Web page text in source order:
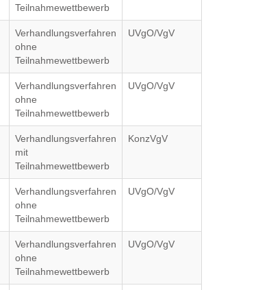
Teilnahmewettbewerb
Verhandlungsverfahren
ohne
Teilnahmewettbewerb
UVgO/VgV
Verhandlungsverfahren
ohne
Teilnahmewettbewerb
UVgO/VgV
Verhandlungsverfahren
mit
Teilnahmewettbewerb
KonzVgV
Verhandlungsverfahren
ohne
Teilnahmewettbewerb
UVgO/VgV
Verhandlungsverfahren
ohne
Teilnahmewettbewerb
UVgO/VgV